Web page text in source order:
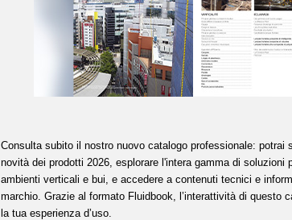
Consulta subito il nostro nuovo catalogo professionale: potrai
novità dei prodotti 2026, esplorare l'intera gamma di soluzioni
ambienti verticali e bui, e accedere a contenuti tecnici e
marchio. Grazie al formato Fluidbook, l’interattività di questo
la tua esperienza d’uso.